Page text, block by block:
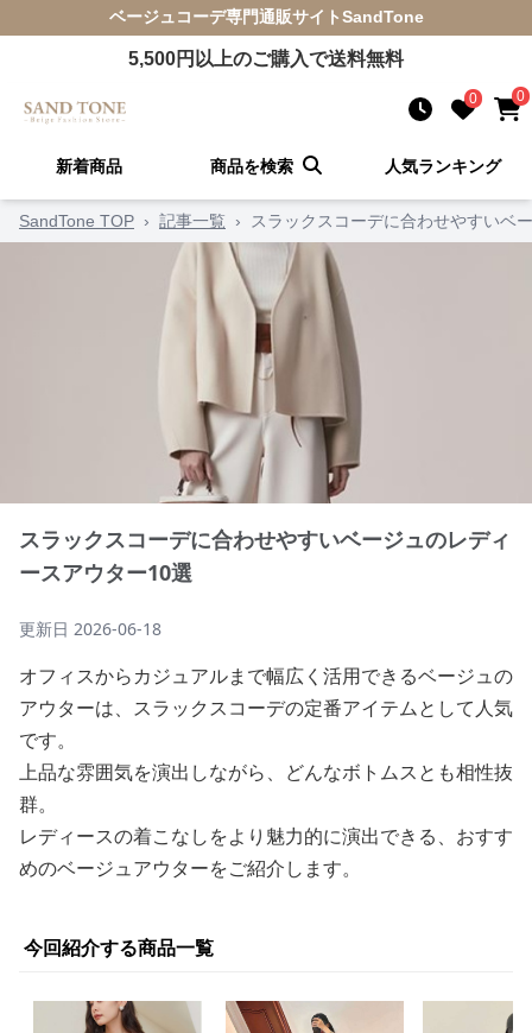
ベージュコーデ専門通販サイトSandTone
5,500円以上のご購入で送料無料
0 0
新着商品 商品を検索 人気ランキング
SandTone TOP › 記事一覧 › スラックスコーデに合わせやすいベ
スラックスコーデに合わせやすいベージュのレディ
ースアウター10選
更新日 2026-06-18
オフィスからカジュアルまで幅広く活用できるベージュの
アウターは、スラックスコーデの定番アイテムとして人気
です。
上品な雰囲気を演出しながら、どんなボトムスとも相性抜
群。
レディースの着こなしをより魅力的に演出できる、おすす
めのベージュアウターをご紹介します。
今回紹介する商品一覧